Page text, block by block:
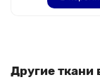
Другие ткани